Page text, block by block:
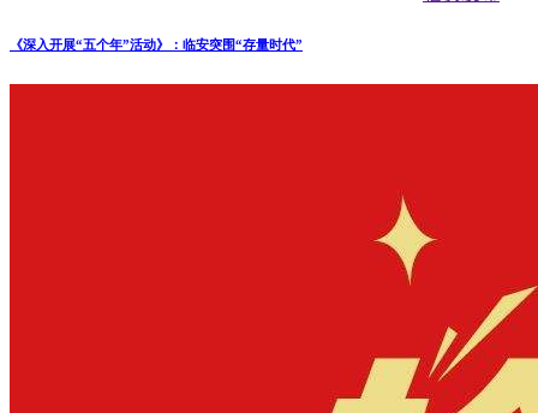
《深入开展“五个年”活动》：临安突围“存量时代”